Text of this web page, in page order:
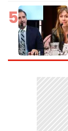
5